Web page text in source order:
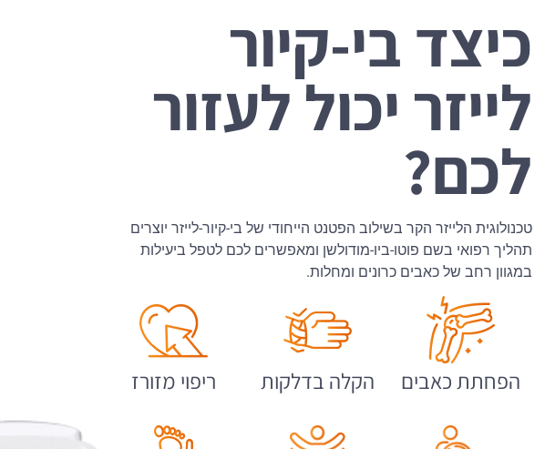
כיצד בי-קיור
לייזר יכול לעזור
לכם?
טכנולוגית הלייזר הקר בשילוב הפטנט הייחודי של בי-קיור-לייזר יוצרים
תהליך רפואי בשם פוטו-ביו-מודולשן ומאפשרים לכם לטפל ביעילות
במגוון רחב של כאבים כרונים ומחלות.
הפחתת כאבים הקלה בדלקות ריפוי מזורז